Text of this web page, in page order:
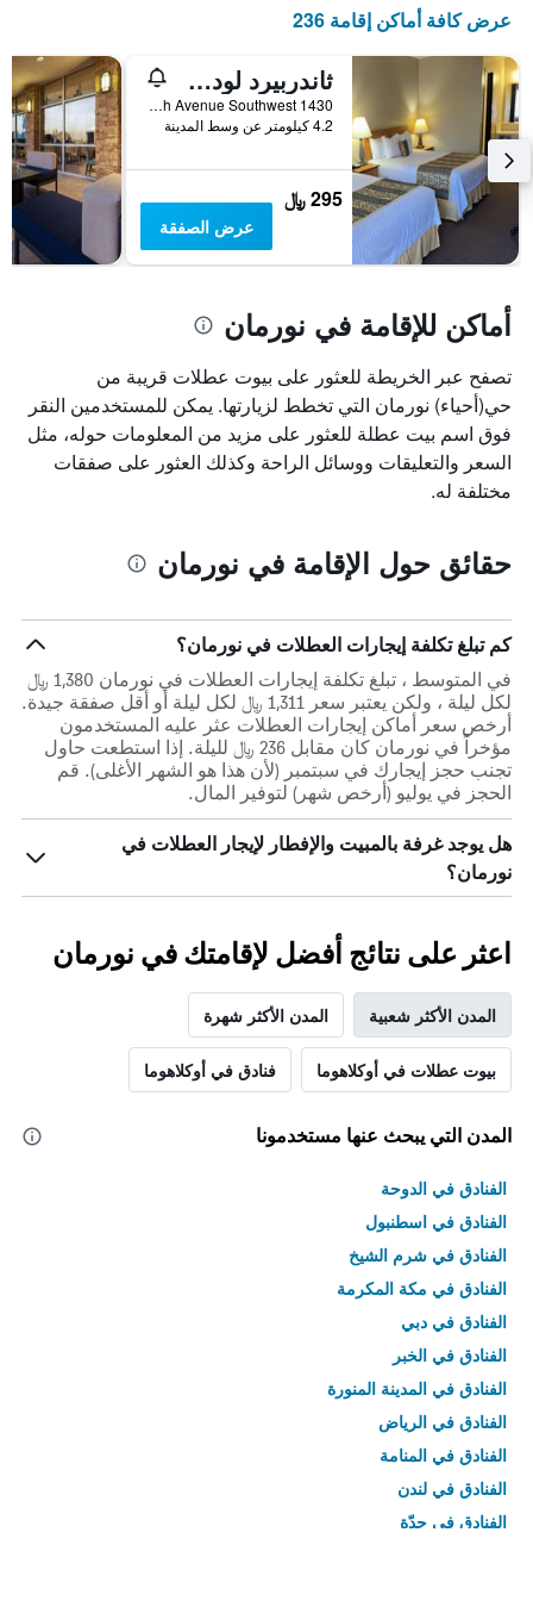
الذي
أيام
الأسبوع.
يتضمن
المخطط
التالي
1
محور
سعر
غرفة
عرض كافة أماكن إقامة 236
ثاندربيرد لودج، نورا، أو اوكا
1430 24th Avenue Southwest, نورمان, OK, الولايات المتحدة الأميريكية
4.2 كيلومتر عن وسط المدينة
295 ﷼
عرض الصفقة
أماكن للإقامة في نورمان
تصفح عبر الخريطة للعثور على بيوت عطلات قريبة من
حي(أحياء) نورمان التي تخطط لزيارتها. يمكن للمستخدمين النقر
فوق اسم بيت عطلة للعثور على مزيد من المعلومات حوله، مثل
السعر والتعليقات ووسائل الراحة وكذلك العثور على صفقات
مختلفة له.
حقائق حول الإقامة في نورمان
كم تبلغ تكلفة إيجارات العطلات في نورمان؟
في المتوسط ، تبلغ تكلفة إيجارات العطلات في نورمان 1,380 ﷼
لكل ليلة ، ولكن يعتبر سعر 1,311 ﷼ لكل ليلة أو أقل صفقة جيدة.
أرخص سعر أماكن إيجارات العطلات عثر عليه المستخدمون
مؤخراً في نورمان كان مقابل 236 ﷼ لليلة. إذا استطعت حاول
تجنب حجز إيجارك في سبتمبر (لأن هذا هو الشهر الأغلى). قم
الحجز في يوليو (أرخص شهر) لتوفير المال.
هل يوجد غرفة بالمبيت والإفطار لإيجار العطلات في
نورمان؟
اعثر على نتائج أفضل لإقامتك في نورمان
المدن الأكثر شعبية المدن الأكثر شهرة
بيوت عطلات في أوكلاهوما فنادق في أوكلاهوما
المدن التي يبحث عنها مستخدمونا
الفنادق في الدوحة
الفنادق في اسطنبول
الفنادق في شرم الشيخ
الفنادق في مكة المكرمة
الفنادق في دبي
الفنادق في الخبر
الفنادق في المدينة المنورة
الفنادق في الرياض
الفنادق في المنامة
الفنادق في لندن
الفنادق في جدّة